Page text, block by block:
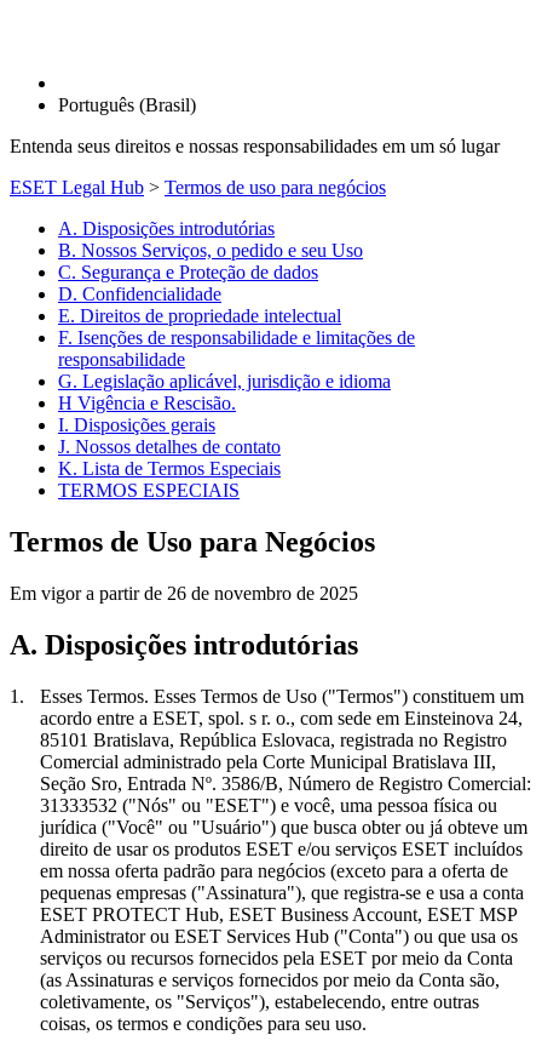
Português (Brasil)
Entenda seus direitos e nossas responsabilidades em um só lugar
ESET Legal Hub > Termos de uso para negócios
A. Disposições introdutórias
B. Nossos Serviços, o pedido e seu Uso
C. Segurança e Proteção de dados
D. Confidencialidade
E. Direitos de propriedade intelectual
F. Isenções de responsabilidade e limitações de
responsabilidade
G. Legislação aplicável, jurisdição e idioma
H Vigência e Rescisão.
I. Disposições gerais
J. Nossos detalhes de contato
K. Lista de Termos Especiais
TERMOS ESPECIAIS
Termos de Uso para Negócios
Em vigor a partir de 26 de novembro de 2025
A. Disposições introdutórias
1. Esses Termos. Esses Termos de Uso ("Termos") constituem um
acordo entre a ESET, spol. s r. o., com sede em Einsteinova 24,
85101 Bratislava, República Eslovaca, registrada no Registro
Comercial administrado pela Corte Municipal Bratislava III,
Seção Sro, Entrada Nº. 3586/B, Número de Registro Comercial:
31333532 ("Nós" ou "ESET") e você, uma pessoa física ou
jurídica ("Você" ou "Usuário") que busca obter ou já obteve um
direito de usar os produtos ESET e/ou serviços ESET incluídos
em nossa oferta padrão para negócios (exceto para a oferta de
pequenas empresas ("Assinatura"), que registra-se e usa a conta
ESET PROTECT Hub, ESET Business Account, ESET MSP
Administrator ou ESET Services Hub ("Conta") ou que usa os
serviços ou recursos fornecidos pela ESET por meio da Conta
(as Assinaturas e serviços fornecidos por meio da Conta são,
coletivamente, os "Serviços"), estabelecendo, entre outras
coisas, os termos e condições para seu uso.